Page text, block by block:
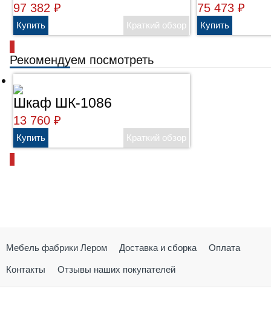
97 382₽ 75 473₽
Рекомендуем посмотреть
Шкаф ШК-1086
13 760₽
Мебель фабрики Лером Доставка и сборка Оплата
Контакты Отзывы наших покупателей